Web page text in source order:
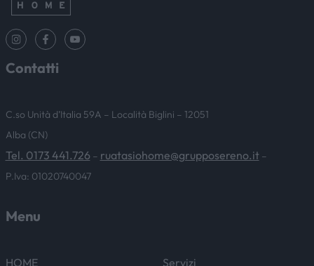
Contatti
C.so Unità d’Italia 59A – Località Biglini – 12051
Alba (CN)
Tel. 0173 441.726 – ruatasiohome@grupposereno.it –
P.Iva: 01020740047
Menu
HOME
Servizi